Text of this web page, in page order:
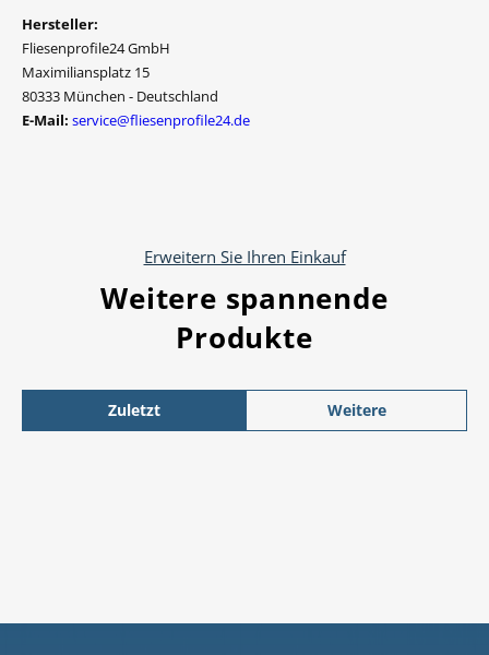
Hersteller:
Fliesenprofile24 GmbH
Maximiliansplatz 15
80333 München - Deutschland
E-Mail: service@fliesenprofile24.de
Erweitern Sie Ihren Einkauf
Weitere spannende
Produkte
Zuletzt
Weitere